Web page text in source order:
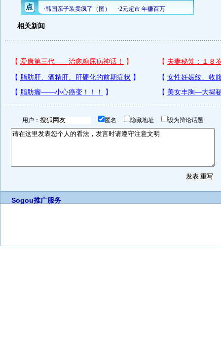
相关新闻
用户： 匿名 隐藏地址 设为辩论话题
Sogou推广服务